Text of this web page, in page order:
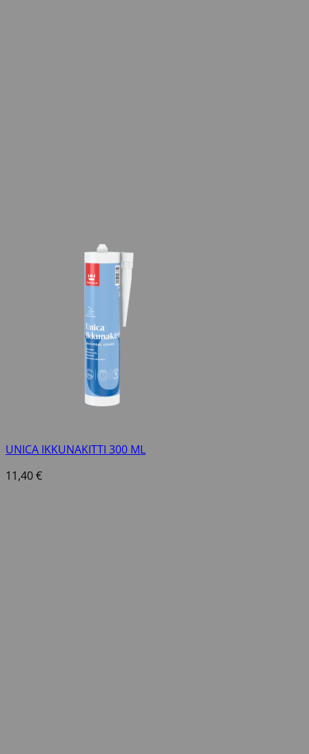
UNICA IKKUNAKITTI 300 ML
11,40€